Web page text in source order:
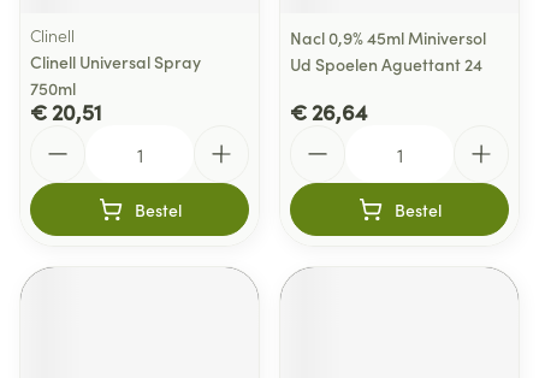
Clinell
Clinell Universal Spray
750ml
€ 20,51
Bestel
Nacl 0,9% 45ml Miniversol
Ud Spoelen Aguettant 24
€ 26,64
Bestel